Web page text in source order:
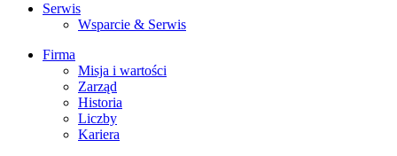
Serwis
Wsparcie & Serwis
Firma
Misja i wartości
Zarząd
Historia
Liczby
Kariera